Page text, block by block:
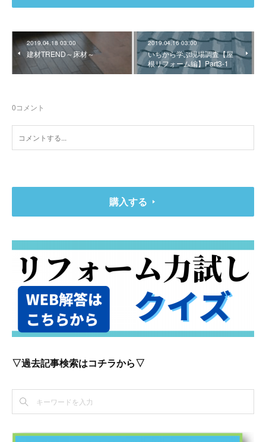
2019.04.18 03:00
建材TREND～床材～
2019.04.16 03:00
いちから学ぶ現場調査【屋
根リフォーム編】Part3-1
0コメント
購入する
▽過去記事検索はコチラから▽